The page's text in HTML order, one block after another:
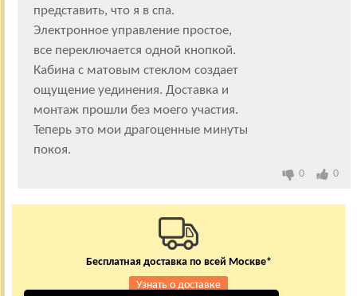
представить, что я в спа.
Электронное управление простое,
все переключается одной кнопкой.
Кабина с матовым стеклом создает
ощущение уединения. Доставка и
монтаж прошли без моего участия.
Теперь это мои драгоценные минуты
покоя.
0 0
Бесплатная доставка по всей Москве*
Узнать о доставке